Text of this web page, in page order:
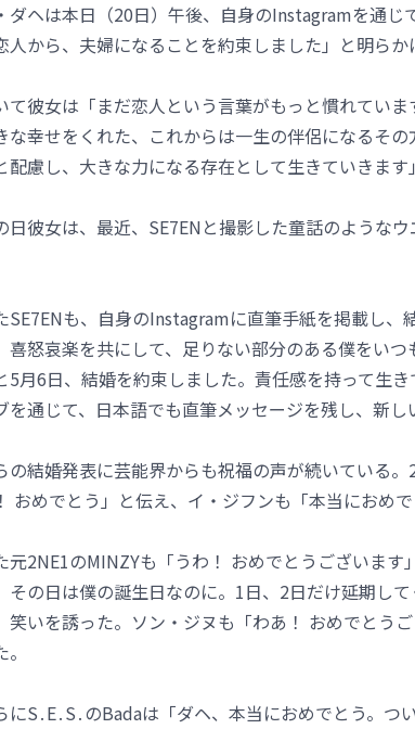
ダヘは本日（20日）午後、自身のInstagramを通じ
人から、夫婦になることを約束しました」と明らか
て彼女は「まだ恋人という言葉がもっと慣れてい
な幸せをくれた、これからは一生の伴侶になるそ
配慮し、大きな力になる存在として生きていきます
日彼女は、最近、SE7ENと撮影した童話のような
SE7ENも、自身のInstagramに直筆手紙を掲載し
喜怒哀楽を共にして、足りない部分のある僕をい
5月6日、結婚を約束しました。責任感を持って生
を通じて、日本語でも直筆メッセージを残し、新し
の結婚発表に芸能界からも祝福の声が続いている
おめでとう」と伝え、イ・ジフンも「本当におめ
元2NE1のMINZYも「うわ！ おめでとうございま
その日は僕の誕生日なのに。1日、2日だけ延期し
笑いを誘った。ソン・ジヌも「わあ！ おめでとう
にS․E․S․のBadaは「ダヘ、本当におめでとう。